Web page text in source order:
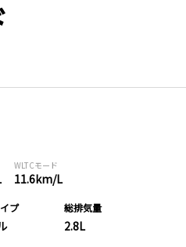
WLTCモード
11.6km/L
プ 総排気量
2.8L